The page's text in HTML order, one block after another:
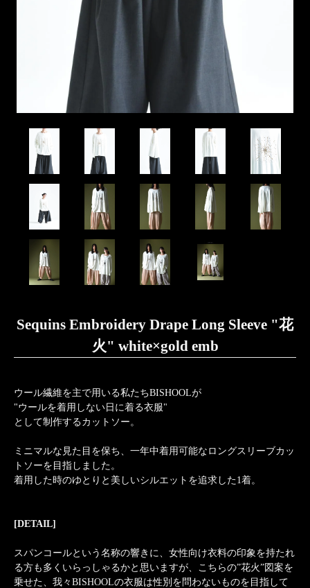
Sequins Embroidery Drape Long Sleeve "花
火" white×gold emb
ウール繊維を主で用いる私たちBISHOOLが
"ウールを着用しない日に着る衣服"
として制作するカットソー。
ミニマルな見た目を保ち、一年中着用可能なロングスリーブカッ
トソーを目指しました。
着用した時のゆとりと美しいシルエットを追求した1着。
[DETAIL]
スパンコールという名称の響きに、女性向け衣料の印象を持たれ
る方も多くいらっしゃるかと思いますが、こちらの”花火”図案を
乗せた、我々BISHOOLの衣服は性別を問わないものを目指して